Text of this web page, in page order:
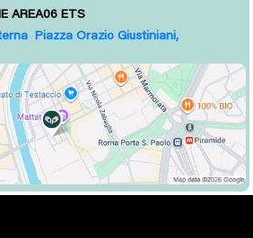
AREA06 ETS
Piazza Orazio Giustiniani,